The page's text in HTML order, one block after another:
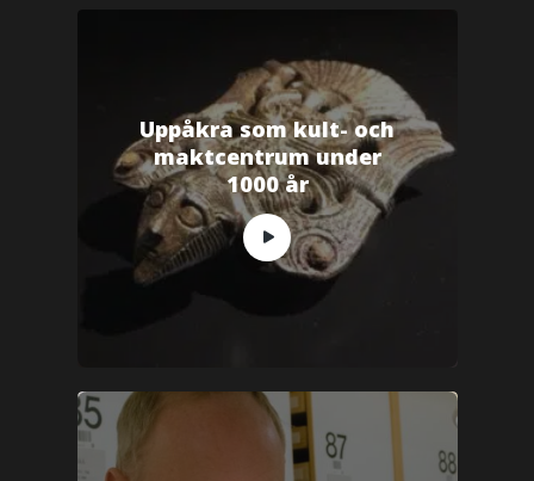
Uppåkra som kult- och
maktcentrum under
1000 år